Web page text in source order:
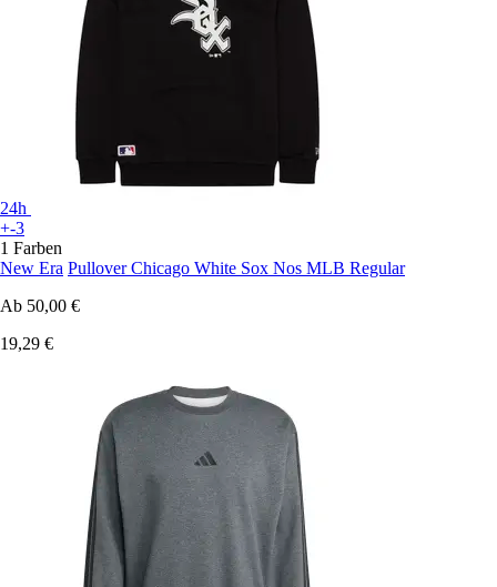
24h
+-3
1 Farben
New Era Pullover Chicago White Sox Nos MLB Regular
Ab 50,00 €
19,29 €